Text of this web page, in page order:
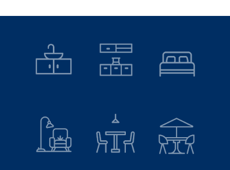
China
India
Perú